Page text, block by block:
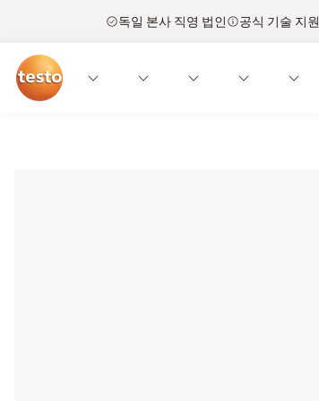
독일 본사 직영 법인 공식 기술 지원